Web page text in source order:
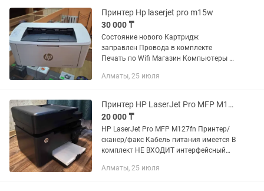
Принтер Hp laserjet pro m15w
30 000 ₸
Состояние нового Картридж
заправлен Провода в комплекте
Печать по Wifi Магазин Компьютеры и
Алматы, 25 июля
Принтер HP LaserJet Pro MFP M127fn
20 000 ₸
HP LaserJet Pro MFP M127fn Принтер/
сканер/факс Кабель питания имеется В
комплект НЕ ВХОДИТ интерфейсный
руководство по инструкции + диск
Алматы, 25 июля